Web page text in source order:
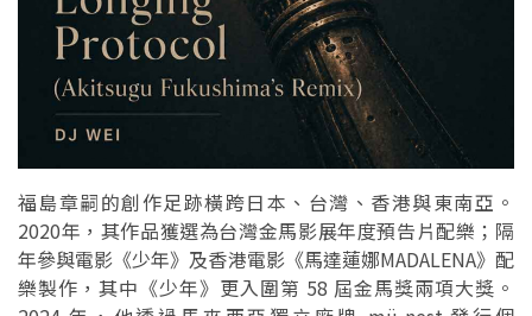
福島章嗣的創作足跡橫跨日本、台灣、香港與東南亞。
2020年，其作品獲選為台灣金馬影展年度預告片配樂；隔
年參與電影《少年》及香港電影《馬達蓮娜MADALENA》配
樂製作，其中《少年》更入圍第 58 屆金馬獎兩項大獎。